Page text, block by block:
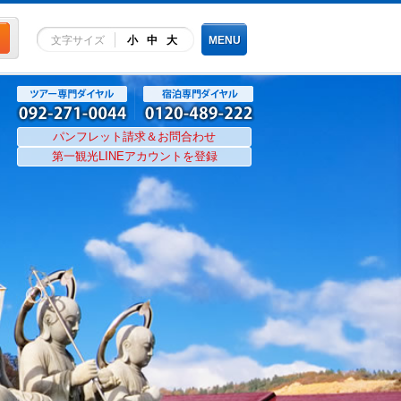
文字サイズ 小 中 大 MENU
パンフレット請求＆お問合わせ
第一観光LINEアカウントを登録